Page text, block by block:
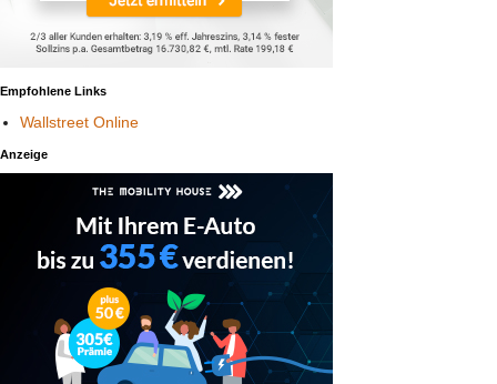
Empfohlene Links
Wallstreet Online
Anzeige